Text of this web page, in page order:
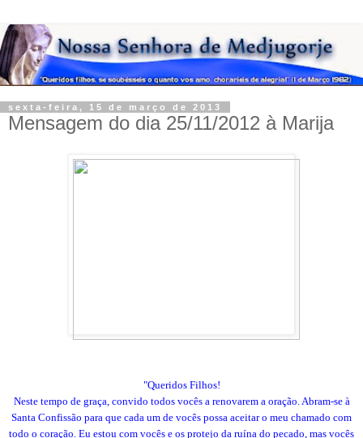
sexta-feira, 15 de março de 2013
Mensagem do dia 25/11/2012 à Marija
"Queridos Filhos!
Neste tempo de graça, convido todos vocês a renovarem a oração. Abram-se à
Santa Confissão para que cada um de vocês possa aceitar o meu chamado com
todo o coração. Eu estou com vocês e os protejo da ruína do pecado, mas vocês